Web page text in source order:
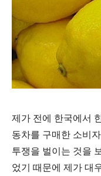
제가 전에 한국에서
동차를 구매한 소비
투쟁을 벌이는 것을
었기 때문에 제가 대